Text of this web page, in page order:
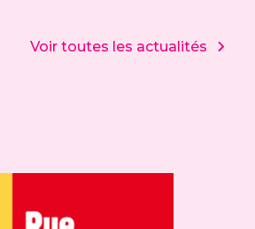
Voir toutes les actualités